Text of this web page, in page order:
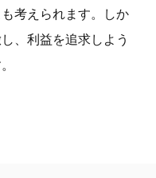
考えられます。しか
、利益を追求しよう